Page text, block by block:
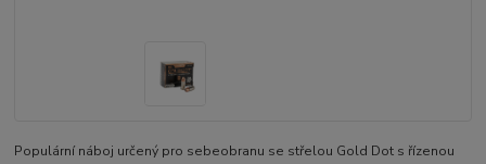
Populární náboj určený pro sebeobranu se střelou Gold Dot s řízenou